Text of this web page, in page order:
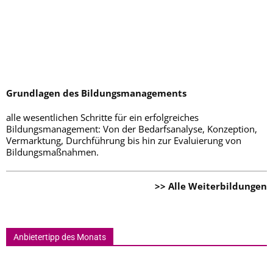
Grundlagen des Bildungsmanagements
alle wesentlichen Schritte für ein erfolgreiches
Bildungsmanagement: Von der Bedarfsanalyse, Konzeption,
Vermarktung, Durchführung bis hin zur Evaluierung von
Bildungsmaßnahmen.
>> Alle Weiterbildungen
Anbietertipp des Monats